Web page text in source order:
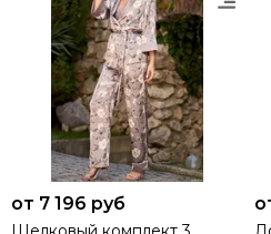
от 7 196 руб